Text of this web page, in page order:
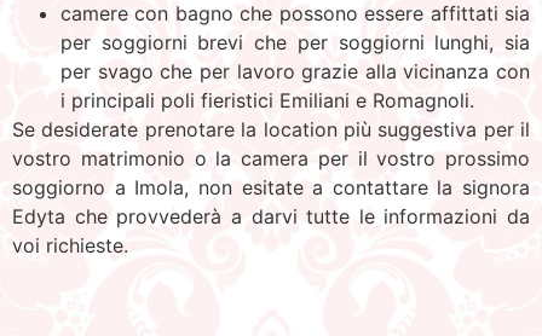
camere con bagno che possono essere affittati sia
per soggiorni brevi che per soggiorni lunghi, sia
per svago che per lavoro grazie alla vicinanza con
i principali poli fieristici Emiliani e Romagnoli.
Se desiderate prenotare la location più suggestiva per il
vostro matrimonio o la camera per il vostro prossimo
soggiorno a Imola, non esitate a contattare la signora
Edyta che provvederà a darvi tutte le informazioni da
voi richieste.